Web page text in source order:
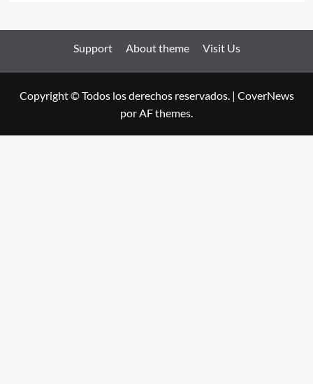
Support About theme Visit Us
Copyright © Todos los derechos reservados. | CoverNews
por AF themes.